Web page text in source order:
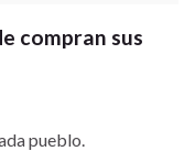
compran sus
pueblo.